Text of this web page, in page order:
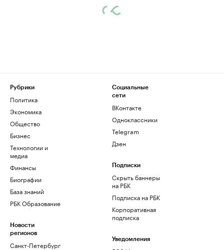
Рубрики
Политика
Экономика
Общество
Бизнес
Технологии и
медиа
Финансы
Биографии
База знаний
РБК Образование
Новости
регионов
Санкт-Петербург
Социальные
сети
ВКонтакте
Одноклассники
Telegram
Дзен
Подписки
Скрыть баннеры
на РБК
Подписка на РБК
Корпоративная
подписка
Уведомления